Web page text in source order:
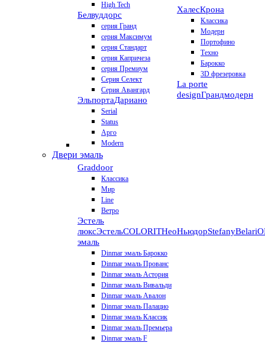
High Tech
Белвуддорс
серия Гранд
серия Максимум
серия Стандарт
серия Капричеза
серия Премиум
Серия Селект
Серия Авангард
ЭльпортаДариано
Serial
Status
Арго
Modern
ХалесКрона
Классика
Модерн
Портофино
Техно
Барокко
3D фрезеровка
La porte
designГрандмодерн
Двери эмаль
Graddoor
Классика
Мир
Line
Ветро
Эстель
люксЭстельCOLORITНеоНьюдорStefanyBelari
эмаль
Dinmar эмаль Барокко
Dinmar эмаль Прованс
Dinmar эмаль Астория
Dinmar эмаль Вивальди
Dinmar эмаль Авалон
Dinmar эмаль Палацио
Dinmar эмаль Классик
Dinmar эмаль Премьера
Dinmar эмаль F